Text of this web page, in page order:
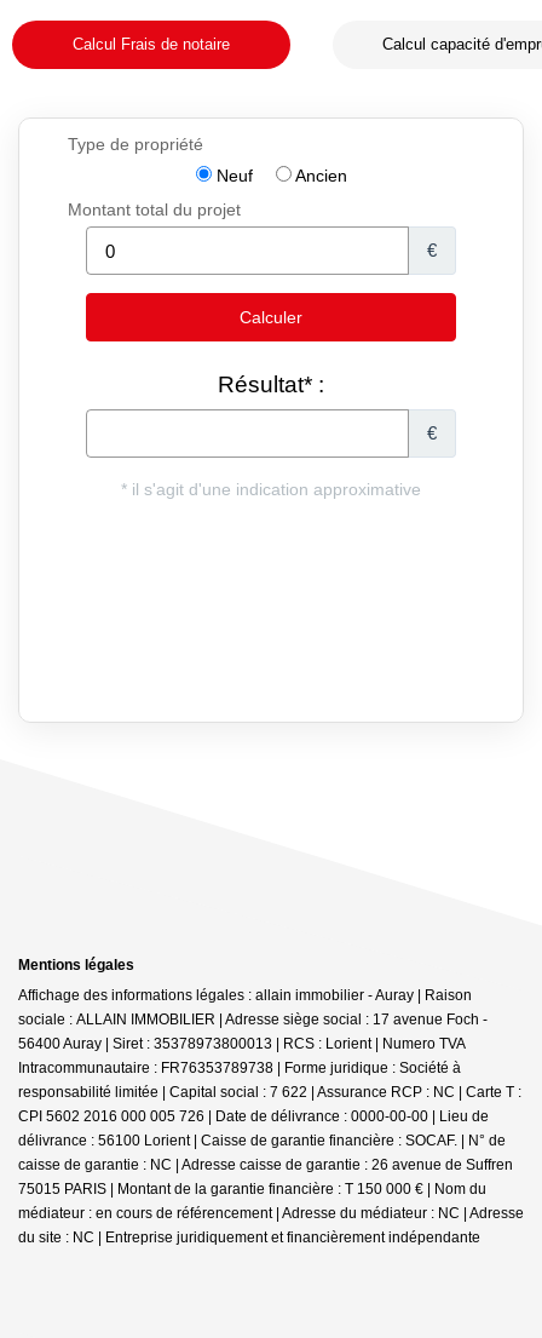
Calcul Frais de notaire Calcul capacité
Mentions légales
Affichage des informations légales : allain immobilier - Auray | Raison
sociale : ALLAIN IMMOBILIER | Adresse siège social : 17 avenue Foch -
56400 Auray | Siret : 35378973800013 | RCS : Lorient | Numero TVA
Intracommunautaire : FR76353789738 | Forme juridique : Société à
responsabilité limitée | Capital social : 7 622 | Assurance RCP : NC | Carte T :
CPI 5602 2016 000 005 726 | Date de délivrance : 0000-00-00 | Lieu de
délivrance : 56100 Lorient | Caisse de garantie financière : SOCAF. | N° de
caisse de garantie : NC | Adresse caisse de garantie : 26 avenue de Suffren
75015 PARIS | Montant de la garantie financière : T 150 000 € | Nom du
médiateur : en cours de référencement | Adresse du médiateur : NC | Adresse
du site : NC | Entreprise juridiquement et financièrement indépendante